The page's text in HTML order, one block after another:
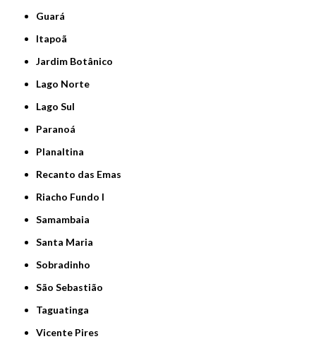
Guará
Itapoã
Jardim Botânico
Lago Norte
Lago Sul
Paranoá
Planaltina
Recanto das Emas
Riacho Fundo I
Samambaia
Santa Maria
Sobradinho
São Sebastião
Taguatinga
Vicente Pires